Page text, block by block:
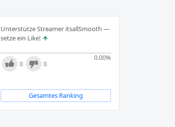
Unterstütze Streamer itsallSmooth —
setze ein Like!
0.00%
0 0
Gesamtes Ranking